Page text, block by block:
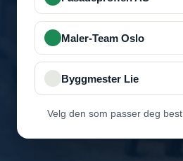
Velg den som passer deg best